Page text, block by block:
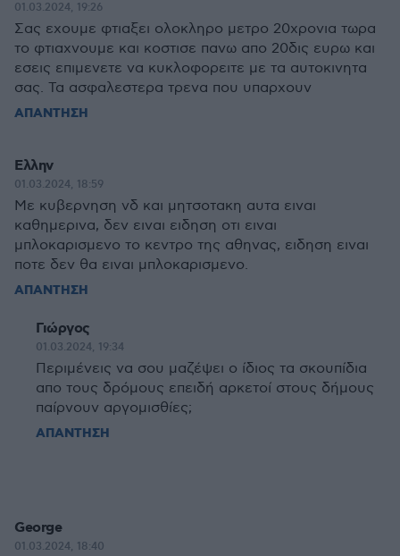
01.03.2024, 19:26
Σας εχουμε φτιαξει ολοκληρο μετρο 20χρονια τωρα
το φτιαχνουμε και κοστισε πανω απο 20δις ευρω και
εσεις επιμενετε να κυκλοφορειτε με τα αυτοκινητα
σας. Τα ασφαλεστερα τρενα που υπαρχουν
ΑΠΑΝΤΗΣΗ
Ελλην
01.03.2024, 18:59
Με κυβερνηση νδ και μητσοτακη αυτα ειναι
καθημερινα, δεν ειναι ειδηση οτι ειναι
μπλοκαρισμενο το κεντρο της αθηνας, ειδηση ειναι
ποτε δεν θα ειναι μπλοκαρισμενο.
ΑΠΑΝΤΗΣΗ
Γιώργος
01.03.2024, 19:34
Περιμένεις να σου μαζέψει ο ίδιος τα σκουπίδια
απο τους δρόμους επειδή αρκετοί στους δήμους
παίρνουν αργομισθίες;
ΑΠΑΝΤΗΣΗ
George
01.03.2024, 18:40